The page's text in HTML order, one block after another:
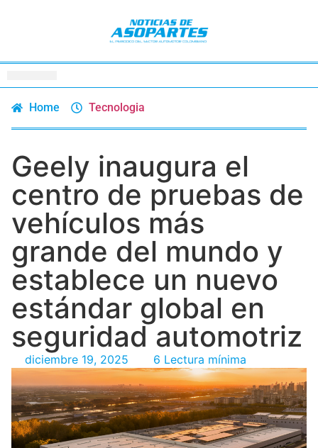
Home Tecnologia
Geely inaugura el
centro de pruebas de
vehículos más
grande del mundo y
establece un nuevo
estándar global en
seguridad automotriz
diciembre 19, 2025 6 Lectura mínima